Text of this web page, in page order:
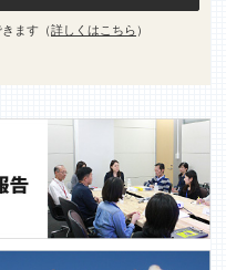
ます（詳しくはこちら ）